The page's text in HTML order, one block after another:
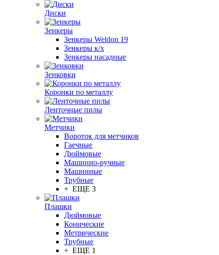
Диски
Зенкеры
Зенкеры Weldon 19
Зенкеры к/х
Зенкеры насадные
Зенковки
Коронки по металлу
Ленточные пилы
Метчики
Вороток для метчиков
Гаечные
Дюймовые
Машинно-ручные
Машинные
Трубные
+ ЕЩЕ 3
Плашки
Дюймовые
Конические
Метрические
Трубные
+ ЕЩЕ 1